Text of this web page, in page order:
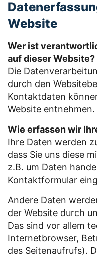
Website
Wer ist
auf dieser Website?
Die
durch den
Kontaktdaten
Website entnehmen.
Wie erfassen wir
Ihre Daten werden
dass Sie uns diese
z.B. um Daten
Kontaktformular
Andere Daten
der Website durch
Das sind vor allem
Internetbrowser,
des Seitenaufrufs).